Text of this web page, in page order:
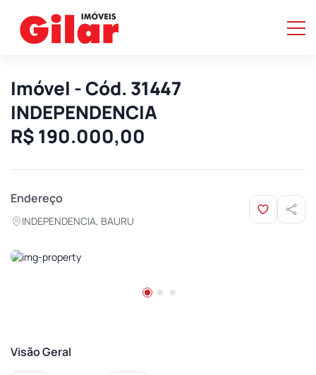
Imóvel - Cód. 31447
INDEPENDENCIA
R$ 190.000,00
Endereço
INDEPENDENCIA, BAURU
Visão Geral